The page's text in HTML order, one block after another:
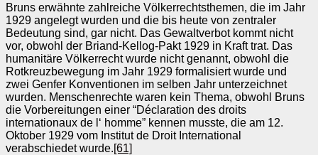
Bruns erwähnte zahlreiche Völkerrechtsthemen, die im Jahr
1929 angelegt wurden und die bis heute von zentraler
Bedeutung sind, gar nicht. Das Gewaltverbot kommt nicht
vor, obwohl der Briand-Kellog-Pakt 1929 in Kraft trat. Das
humanitäre Völkerrecht wurde nicht genannt, obwohl die
Rotkreuzbewegung im Jahr 1929 formalisiert wurde und
zwei Genfer Konventionen im selben Jahr unterzeichnet
wurden. Menschenrechte waren kein Thema, obwohl Bruns
die Vorbereitungen einer “Déclaration des droits
internationaux de l‘ homme” kennen musste, die am 12.
Oktober 1929 vom Institut de Droit International
verabschiedet wurde.[61]